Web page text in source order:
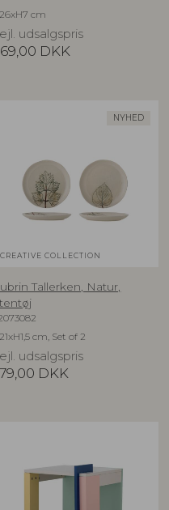
cm
udsalgspris
DKK
NYHED
CREATIVE COLLECTION
Tallerken, Natur,
cm, Set of 2
udsalgspris
DKK